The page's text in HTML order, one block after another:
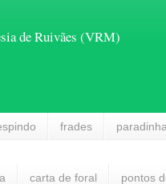
de Ruivães (VRM)
frades
carta de foral pontos